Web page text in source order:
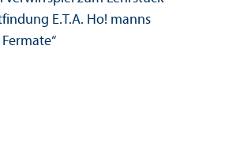
E.T.A. Ho! manns